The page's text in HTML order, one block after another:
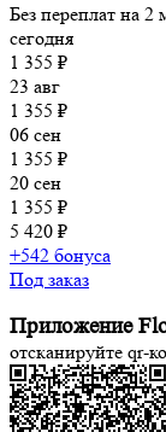
Без переплат на 2
сегодня
1 355 ₽
23 авг
1 355 ₽
06 сен
1 355 ₽
20 сен
1 355 ₽
5 420 ₽
+542 бонуса
Под заказ
Приложение
отсканируйте qr-